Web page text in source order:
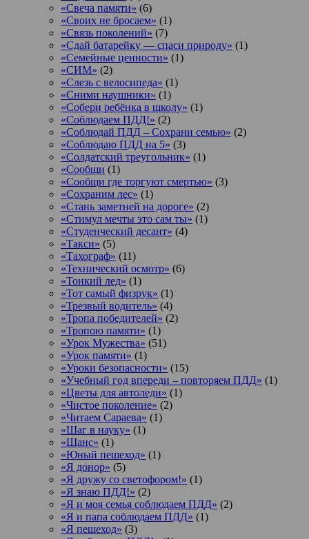
«Свеча памяти» (6)
«Своих не бросаем» (1)
«Связь поколений» (7)
«Сдай батарейку — спаси природу» (1)
«Семейные ценности» (1)
«СИМ» (2)
«Слезь с велосипеда» (1)
«Сними наушники» (1)
«Собери ребёнка в школу» (1)
«Соблюдаем ПДД!» (2)
«Соблюдай ПДД – Сохрани семью» (2)
«Соблюдаю ПДД на 5» (3)
«Солдатский треугольник» (1)
«Сообщи (1)
«Сообщи где торгуют смертью» (3)
«Сохраним лес» (1)
«Стань заметней на дороге» (2)
«Стимул мечты это сам ты» (1)
«Студенческий десант» (4)
«Такси» (5)
«Тахограф» (11)
«Технический осмотр» (6)
«Тонкий лед» (1)
«Тот самый физрук» (1)
«Трезвый водитель» (4)
«Тропа победителей» (2)
«Тропою памяти» (1)
«Урок Мужества» (51)
«Урок памяти» (1)
«Уроки безопасности» (15)
«Учебный год впереди – повторяем ПДД» (1)
«Цветы для автоледи» (1)
«Чистое поколение» (2)
«Читаем Сараева» (1)
«Шаг в науку» (1)
«Шанс» (1)
«Юный пешеход» (1)
«Я донор» (5)
«Я дружу со светофором!» (1)
«Я знаю ПДД!» (2)
«Я и моя семья соблюдаем ПДД» (2)
«Я и папа соблюдаем ПДД» (1)
«Я пешеход» (3)